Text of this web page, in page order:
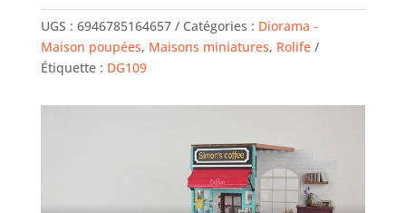
ROLIFE
-
Le
Café
UGS : 6946785164657 Catégories : Diorama -
Maison poupées, Maisons miniatures, Rolife
Étiquette : DG109